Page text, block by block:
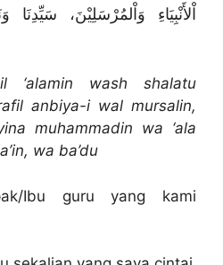
اْلأَنْبِيَاءِ وَاْلمُرْسَلِيْنَ،
‘alamin wash shalatu
anbiya-i wal mursalin,
muhammadin wa ‘ala
wa ba’du
Ibu guru yang kami